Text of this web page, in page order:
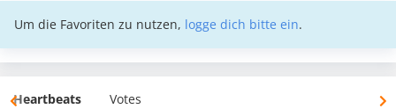
Um die Favoriten zu nutzen, logge dich bitte ein.
Heartbeats Votes